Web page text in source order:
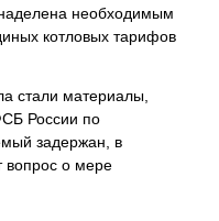
необходимым
котловых тарифов
стали материалы,
России по
задержан, в
вопрос о мере